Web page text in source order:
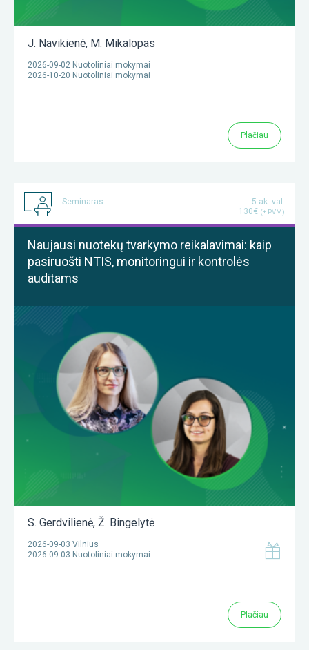
J. Navikienė, M. Mikalopas
2026-09-02 Nuotoliniai mokymai
2026-10-20 Nuotoliniai mokymai
Plačiau
Seminaras
5 ak. val.
130€ (+ PVM)
Naujausi nuotekų tvarkymo reikalavimai: kaip
pasiruošti NTIS, monitoringui ir kontrolės
auditams
S. Gerdvilienė, Ž. Bingelytė
2026-09-03 Vilnius
2026-09-03 Nuotoliniai mokymai
Plačiau